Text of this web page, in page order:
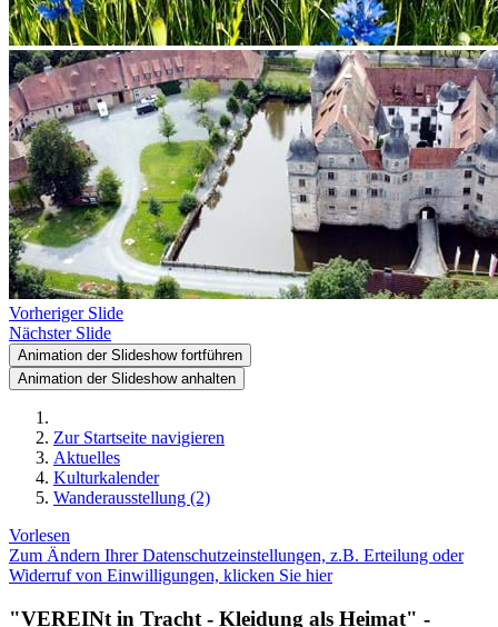
Vorheriger Slide
Nächster Slide
Animation der Slideshow fortführen
Animation der Slideshow anhalten
Zur Startseite navigieren
Aktuelles
Kulturkalender
Wanderausstellung (2)
Vorlesen
Zum Ändern Ihrer Datenschutzeinstellungen, z.B. Erteilung oder
Widerruf von Einwilligungen, klicken Sie hier
"VEREINt in Tracht - Kleidung als Heimat" -